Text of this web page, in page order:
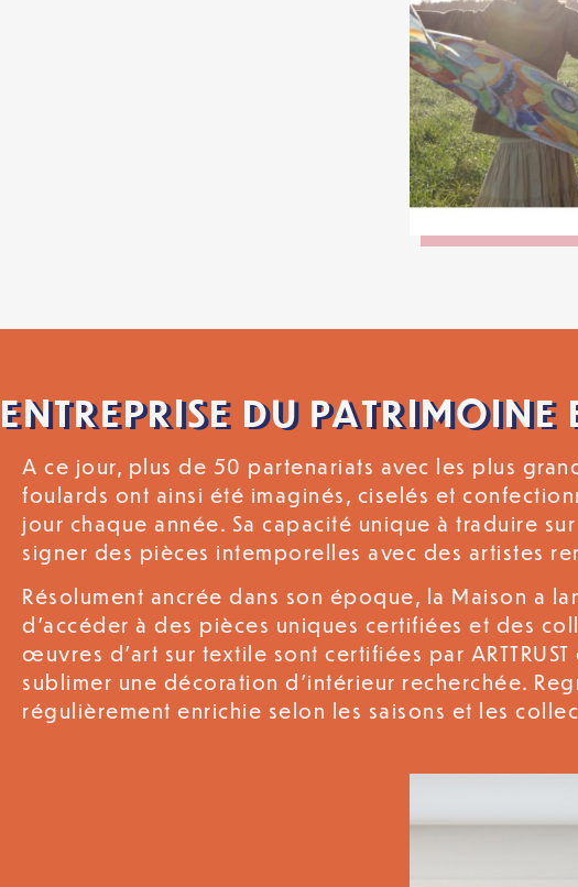
ENTREPRISE DU PATRIMOINE
A ce jour, plus de 50 partenariats avec les plus
foulards ont ainsi été imaginés, ciselés et
jour chaque année. Sa capacité unique à traduire
signer des pièces intemporelles avec des artistes
Résolument ancrée dans son époque, la Maison a
d’accéder à des pièces uniques certifiées et des
œuvres d’art sur textile sont certifiées par
sublimer une décoration d’intérieur recherchée.
régulièrement enrichie selon les saisons et les